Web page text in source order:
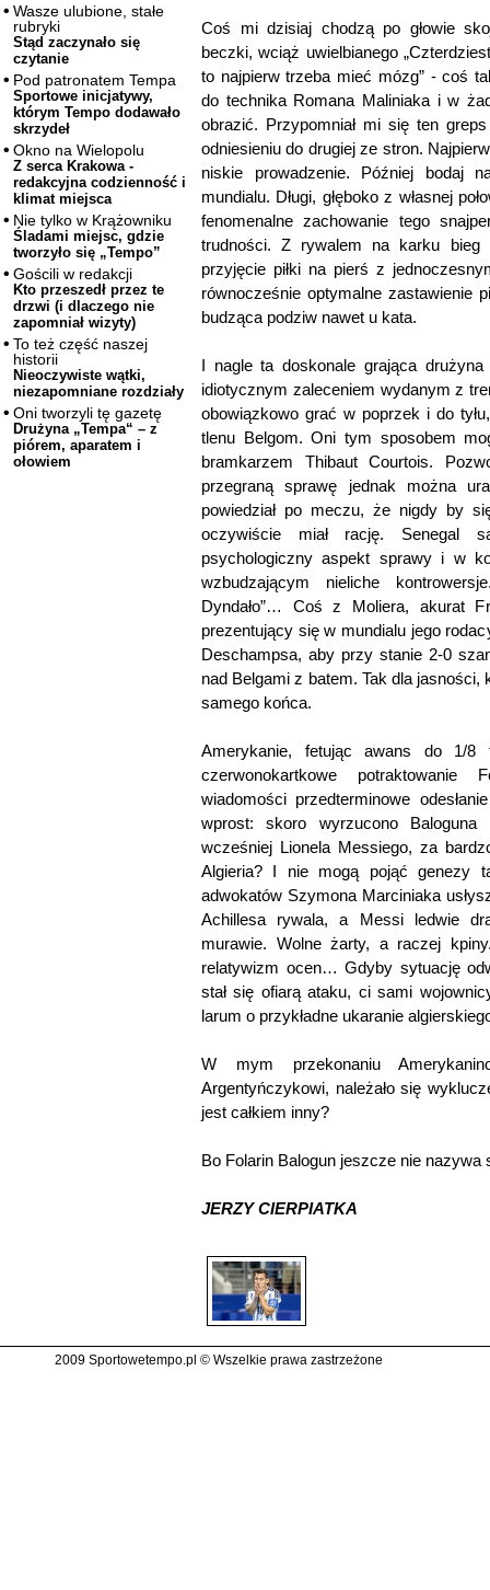
Wasze ulubione, stałe
rubryki
Stąd zaczynało się
czytanie
Pod patronatem Tempa
Sportowe inicjatywy,
którym Tempo dodawało
skrzydeł
Okno na Wielopolu
Z serca Krakowa -
redakcyjna codzienność i
klimat miejsca
Nie tylko w Krążowniku
Śladami miejsc, gdzie
tworzyło się „Tempo”
Gościli w redakcji
Kto przeszedł przez te
drzwi (i dlaczego nie
zapomniał wizyty)
To też część naszej
historii
Nieoczywiste wątki,
niezapomniane rozdziały
Oni tworzyli tę gazetę
Drużyna „Tempa“ – z
piórem, aparatem i
ołowiem
Coś mi dzisiaj chodzą po głowie
beczki, wciąż uwielbianego
to najpierw trzeba mieć mózg” - coś
do technika Romana Maliniaka i w
obrazić. Przypomniał mi się ten
odniesieniu do drugiej ze stron.
niskie prowadzenie. Później bodaj
mundialu. Długi, głęboko z własnej
fenomenalne zachowanie tego
trudności. Z rywalem na karku bieg
przyjęcie piłki na pierś z
równocześnie optymalne zastawienie
budząca podziw nawet u kata.
I nagle ta doskonale grająca
idiotycznym zaleceniem wydanym z
obowiązkowo grać w poprzek i do
tlenu Belgom. Oni tym sposobem
bramkarzem Thibaut Courtois.
przegraną sprawę jednak można
powiedział po meczu, że nigdy by
oczywiście miał rację. Senegal
psychologiczny aspekt sprawy i w
wzbudzającym nieliche
Dyndało”… Coś z Moliera, akurat
prezentujący się w mundialu jego
Deschampsa, aby przy stanie 2-0
nad Belgami z batem. Tak dla
samego końca.
Amerykanie, fetując awans do 1/8
czerwonokartkowe potraktowanie
wiadomości przedterminowe
wprost: skoro wyrzucono
wcześniej Lionela Messiego, za
Algieria? I nie mogą pojąć genezy
adwokatów Szymona Marciniaka
Achillesa rywala, a Messi ledwie
murawie. Wolne żarty, a raczej
relatywizm ocen… Gdyby sytuację
stał się ofiarą ataku, ci sami
larum o przykładne ukaranie
W mym przekonaniu
Argentyńczykowi, należało się
jest całkiem inny?
Bo Folarin Balogun jeszcze nie
JERZY CIERPIATKA
2009 Sportowetempo.pl © Wszelkie prawa zastrzeżone